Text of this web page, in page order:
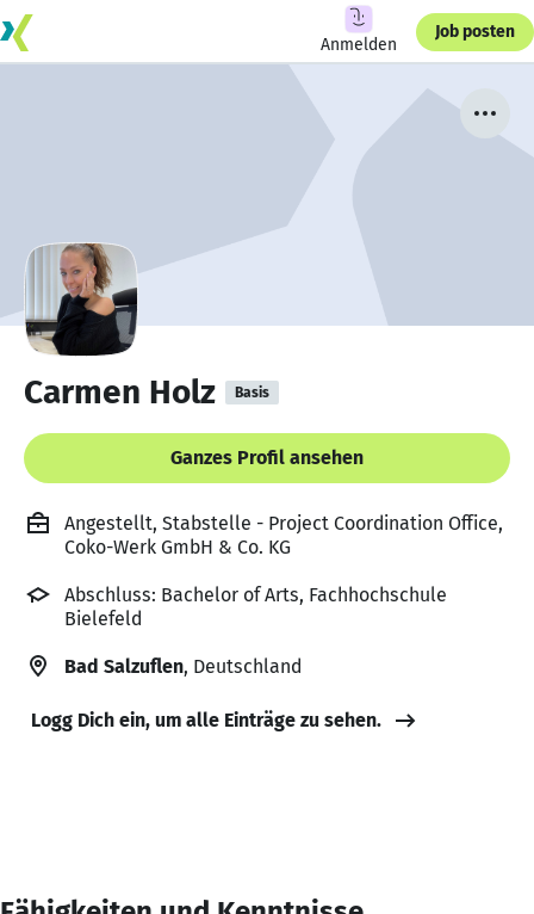
Anmelden
Job posten
Carmen Holz Basis
Ganzes Profil ansehen
Angestellt, Stabstelle - Project Coordination Office,
Coko-Werk GmbH & Co. KG
Abschluss: Bachelor of Arts, Fachhochschule
Bielefeld
Bad Salzuflen, Deutschland
Logg Dich ein, um alle Einträge zu sehen.